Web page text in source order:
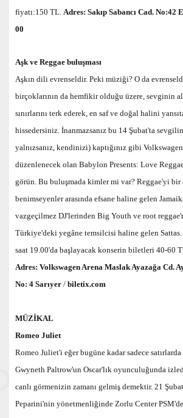
fiyatı:150 TL. Adres: Sakıp Sabancı Cad. No:42
00
Aşk ve Reggae buluşması
Aşkın dili evrenseldir. Peki müziği? O da
birçoklarının da hemfikir olduğu üzere, sevginin
sınırlarını terk ederek, en saf ve doğal halini
hissedersiniz. İnanmazsanız bu 14 Şubat'ta
yalnızsanız, kendinizi) kaptığınız gibi
düzenlenecek olan Babylon Presents: Love
görün. Bu buluşmada kimler mi var? Reggae'yi
benimseyenler arasında efsane haline gelen
vazgeçilmez DJ'lerinden Big Youth ve root
Türkiye'deki yegâne temsilcisi haline gelen
saat 19.00'da başlayacak konserin biletleri 40-60
Adres: Volkswagen Arena Maslak Ayazağa Cd.
No: 4 Sarıyer / biletix.com
MÜZİKAL
Romeo Juliet
Romeo Juliet'i eğer bugüne kadar sadece
Gwyneth Paltrow'un Oscar'lık oyunculuğunda
canlı görmenizin zamanı gelmiş demektir. 21
Peparini'nin yönetmenliğinde Zorlu Center